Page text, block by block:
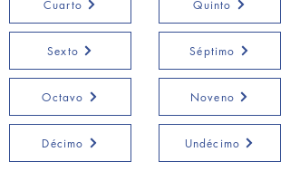
Cuarto
Sexto
Octavo
Décimo
Quinto
Séptimo
Noveno
Undécimo